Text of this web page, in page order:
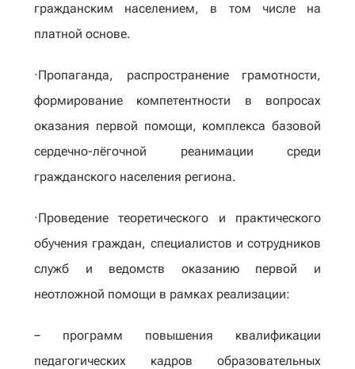
гражданским населением, в том числе на
платной основе.
·Пропаганда, распространение грамотности,
формирование компетентности в вопросах
оказания первой помощи, комплекса базовой
сердечно-лёгочной реанимации среди
гражданского населения региона.
·Проведение теоретического и практического
обучения граждан, специалистов и сотрудников
служб и ведомств оказанию первой и
неотложной помощи в рамках реализации:
− программ повышения квалификации
педагогических кадров образовательных